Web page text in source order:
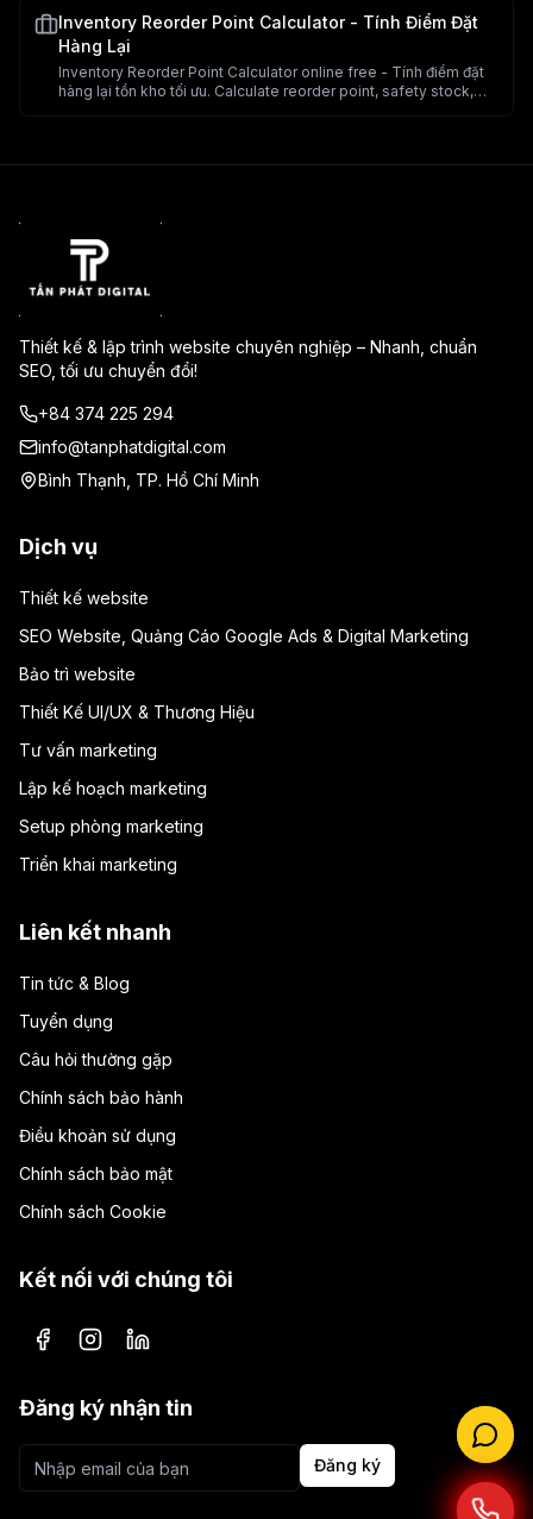
Inventory Reorder Point Calculator - Tính Điểm Đặt
Hàng Lại
Inventory Reorder Point Calculator online free - Tính điểm đặt
hàng lại tồn kho tối ưu. Calculate reorder point, safety stock,
Thiết kế & lập trình website chuyên nghiệp – Nhanh, chuẩn
SEO, tối ưu chuyển đổi!
+84 374 225 294
info@tanphatdigital.com
Bình Thạnh, TP. Hồ Chí Minh
Dịch vụ
Thiết kế website
SEO Website, Quảng Cáo Google Ads & Digital Marketing
Bảo trì website
Thiết Kế UI/UX & Thương Hiệu
Tư vấn marketing
Lập kế hoạch marketing
Setup phòng marketing
Triển khai marketing
Liên kết nhanh
Tin tức & Blog
Tuyển dụng
Câu hỏi thường gặp
Chính sách bảo hành
Điều khoản sử dụng
Chính sách bảo mật
Chính sách Cookie
Kết nối với chúng tôi
Facebook
InstagramLinkedIn
Đăng ký nhận tin
Đăng ký